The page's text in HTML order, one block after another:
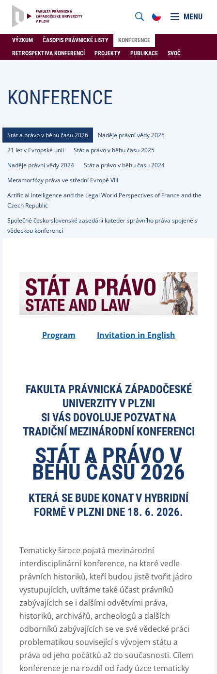
MENU
VÝZKUM ČASOPIS PRÁVNICKÉ LISTY
KONFERENCE
RETROSPEKTIVA KONFERENCÍ
PROJEKTY PUBLIKACE SVOČ
KONFERENCE
Stát a právo v běhu času 2026
Naděje právní vědy 2025
21 let v Evropské unii
Stát a právo v běhu času 2025
Naděje právní vědy 2024
Stát a právo v běhu času 2024
Metamorfózy práva ve střední Evropě VIII
Artificial Intelligence and the Legal World Perspectives of France and the
Czech Republic
Společné česko-slovenské zasedání kateder správního práva spojené s
vědeckou konferencí
Program Invitation in English
FAKULTA PRÁVNICKÁ ZÁPADOČESKÉ
UNIVERZITY V PLZNI
SI VÁS DOVOLUJE POZVAT NA
TRADIČNÍ MEZINÁRODNÍ KONFERENCI
STÁT A PRÁVO V
BĚHU ČASU 2026
KTERÁ SE BUDE KONAT V HYBRIDNÍ
FORMĚ V PLZNI DNE 18. 6. 2026.
Tematicky široce pojatá mezinárodní
interdisciplinární konference, na které vedle
právních historiků, kteří budou jistě tvořit jádro
vystupujících, uvítáme také účast právníků
zabývajících se i dalšími odvětvími práva,
historiků, archivářů, archeologů a dalších
odborníků zabývajících se ve své vědecké práci
problematikou související s vývojem státu a
práva od jeho počátků až do současnosti. Cílem
konference je na rozdíl od řady úzce tematicky